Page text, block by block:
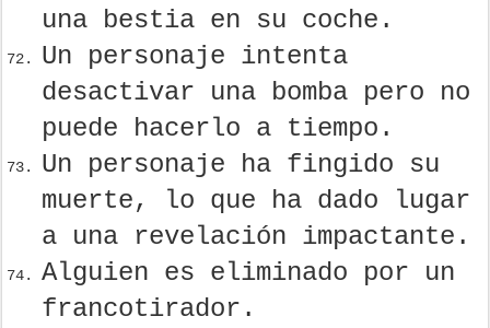
una bestia en su coche.
Un personaje intenta
desactivar una bomba pero no
puede hacerlo a tiempo.
Un personaje ha fingido su
muerte, lo que ha dado lugar
a una revelación impactante.
Alguien es eliminado por un
francotirador.